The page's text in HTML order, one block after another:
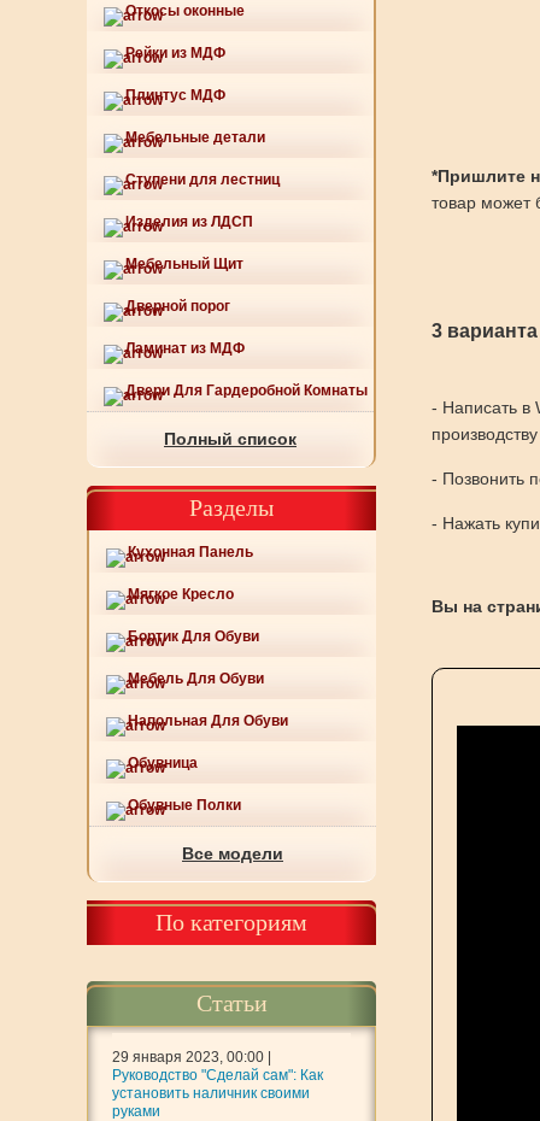
Откосы оконные
Рейки из МДФ
Плинтус МДФ
Мебельные детали
Ступени для лестниц
Изделия из ЛДСП
Мебельный Щит
Дверной порог
Ламинат из МДФ
Двери Для Гардеробной Комнаты
Полный список
Разделы
Кухонная Панель
Мягкое Кресло
Бортик Для Обуви
Мебель Для Обуви
Напольная Для Обуви
Обувница
Обувные Полки
Все модели
По категориям
Статьи
29 января 2023, 00:00 |
Руководство "Сделай сам": Как
установить наличник своими
руками
*Пришлите
товар может
3
- Написать в
- Позвонить
- Нажать
Вы на